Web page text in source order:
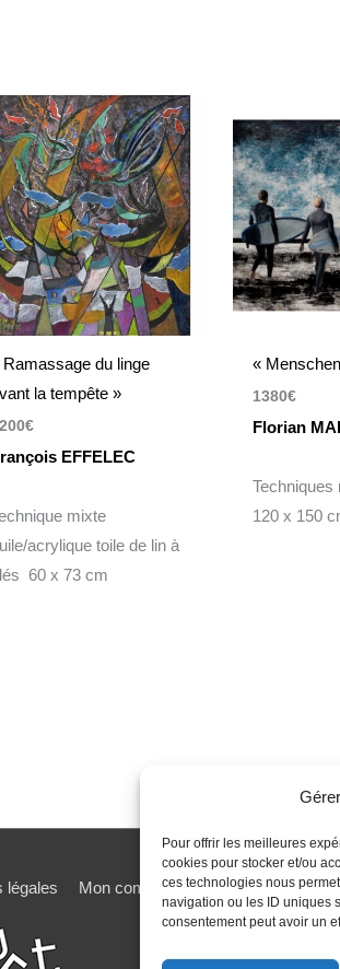
Pour offrir les meilleures
cookies pour stocker et/ou
ces technologies nous
navigation ou les ID uniques
consentement peut avoir un
Ramassage du linge
la tempête »
€
EFFELEC
mixte
acrylique toile de lin à
60 x 73 cm
«
1380€
Florian
120 x 150
légales Mon compte Mot de passe perdu